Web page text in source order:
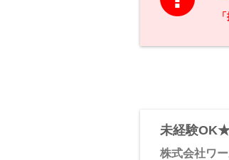
未経験OK★
株式会社ワ